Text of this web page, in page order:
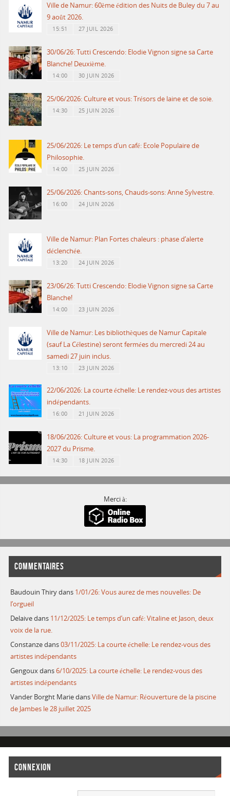
Ville de Namur: 60ème édition des Nuits de Buley du 7 au
9 août 2026.
15:51 27 JUIL 2026
30/06/26: Tutti Crescendo: Elodie Vignon signe sa Carte
Blanche! Deuxième.
14:00 30 JUIN 2026
25/06/2026: Culture et vous: Trésors de laine et de soie.
14:30 25 JUIN 2026
25/06/2026: Le temps d’un café: Ecole Populaire de
Philosophie.
14:00 25 JUIN 2026
25/06/2026: Chants-sons, Chauds-sons: Anne Sylvestre.
16:00 24 JUIN 2026
Ville de Namur: Plan Fortes chaleurs : phase d’alerte
déclenchée.
13:20 24 JUIN 2026
23/06/26: Tutti Crescendo: Elodie Vignon signe sa Carte
Blanche!
14:00 23 JUIN 2026
Ville de Namur: Les bibliothèques de Namur Capitale
(sauf La Célestine) seront fermées du mercredi 24 au
samedi 27 juin inclus.
13:10 23 JUIN 2026
22/06/2026: La courte échelle: Le rendez-vous des artistes
indépendants.
16:00 21 JUIN 2026
18/06/2026: Culture et vous: La programmation 2026-
2027 du Prisme.
14:30 18 JUIN 2026
Merci à:
COMMENTAIRES
Baudouin Thirydans 1/01/26: Vous aurez de mes nouvelles: De
l’orgueil
Delaivedans 11/12/2025: Le temps d’un café: Vitaline et Jason, deux
voix de la rue.
Constanzedans03/11/2025: La courte échelle: Le rendez-vous des
artistes indépendants
Gengouxdans6/10/2025: La courte échelle: Le rendez-vous des
artistes indépendants
Vander Borght MariedansVille de Namur: Réouverture de la piscine
de Jambes le 28 juillet 2025
CONNEXION